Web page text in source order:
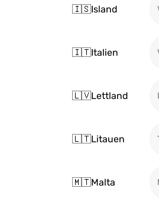
🇮🇸Island
🇮🇹Italien
🇱🇻Lettland
🇱🇹Litauen
🇲🇹Malta